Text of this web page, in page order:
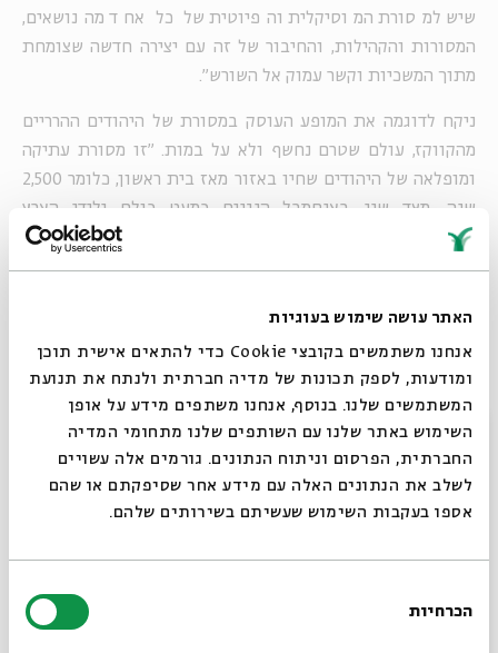
האתר עושה שימוש בעוגיות
אנחנו משתמשים בקובצי Cookie כדי להתאים אישית תוכן
ומודעות, לספק תכונות של מדיה חברתית ולנתח את תנועת
המשתמשים שלנו. בנוסף, אנחנו משתפים מידע על אופן
השימוש באתר שלנו עם השותפים שלנו מתחומי המדיה
החברתית, הפרסום וניתוח הנתונים. גורמים אלה עשויים
לשלב את הנתונים האלה עם מידע אחר שסיפקתם או שהם
אספו בעקבות השימוש שעשיתם בשירותים שלהם.
הסכמה
הכרחיות
שיש למסורת המוסיקלית והפיוטית של כל אחד מהנושאים,
המסורות והקהילות, והחיבור של זה עם יצירה חדשה שצומחת
מתוך המשכיות וקשר עמוק אל השורש".
ניקח לדוגמה את המופע העוסק במסורת של היהודים ההרריים
מהקווקז, עולם שטרם נחשף ולא על במות. "זו מסורת עתיקה
ומופלאה של היהודים שחיו באזור מאז בית ראשון, כלומר 2,500
שנה. מצד שני, באנסמבל הנגנים כמעט כולם ילידי הארץ
ששולטים במגוון כלים ומנגנים את הסגנון ברמה מאוד גבוהה
רואה את ייעודו של הפסטיבל: לפתוח בפני הקהל פנטזיה של מה
יכולה להיות התרבות הישראלית כשהיא באה עם קשר לידע
האדיר".
סגור